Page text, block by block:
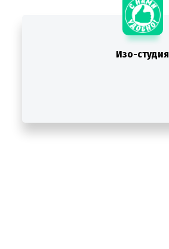
Изо-студия